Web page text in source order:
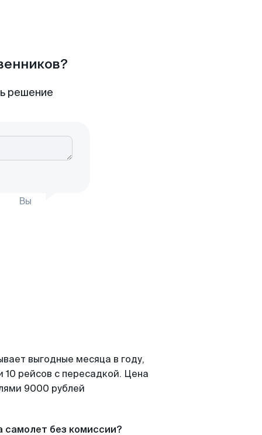
решение
Вы
выгодные месяца в году,
рейсов с пересадкой. Цена
9000 рублей
самолет без комиссии?